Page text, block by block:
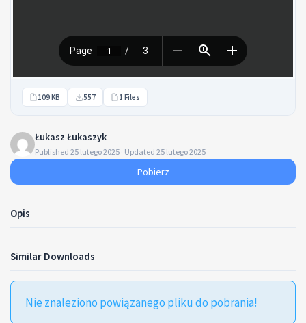
109 KB 557 1 Files
Łukasz Łukaszyk
Published 25 lutego 2025 · Updated 25 lutego 2025
Pobierz
Opis
Similar Downloads
Nie znaleziono powiązanego pliku do pobrania!